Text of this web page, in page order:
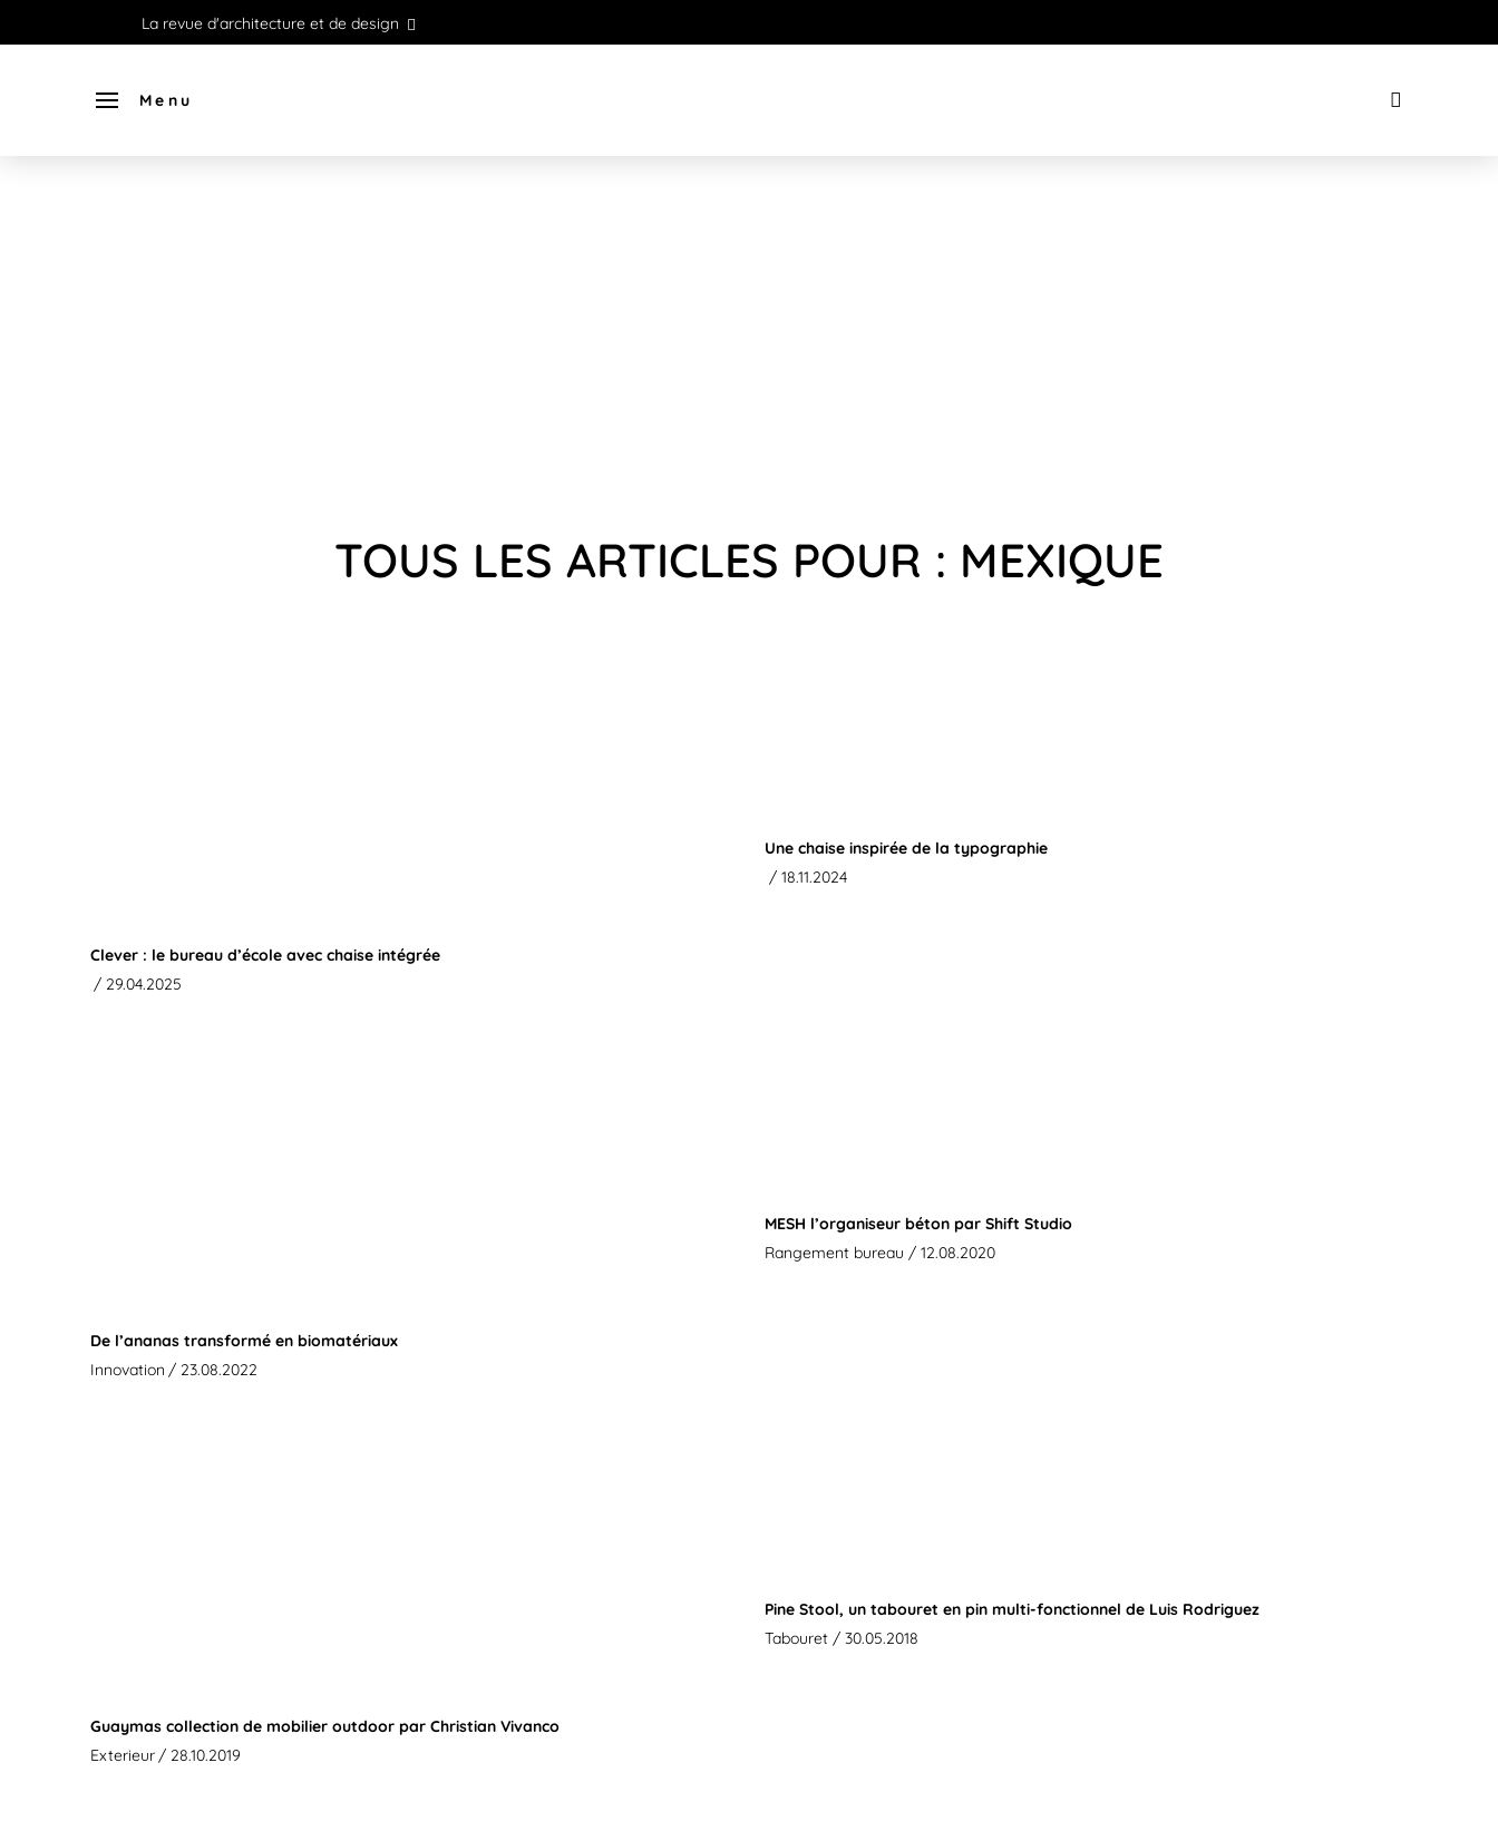
La revue d'architecture et de design
Menu
TOUS LES ARTICLES POUR : MEXIQUE
Clever : le bureau d’école avec chaise intégrée
/ 29.04.2025
Une chaise inspirée de la typographie
/ 18.11.2024
De l’ananas transformé en biomatériaux
Innovation / 23.08.2022
MESH l’organiseur béton par Shift Studio
Rangement bureau / 12.08.2020
Guaymas collection de mobilier outdoor par Christian Vivanco
Exterieur / 28.10.2019
Pine Stool, un tabouret en pin multi-fonctionnel de Luis Rodriguez
Tabouret / 30.05.2018